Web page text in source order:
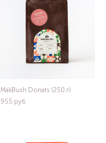
MakBush Donats (250 г)
955 pуб.